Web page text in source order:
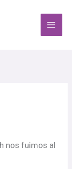
nos fuimos al